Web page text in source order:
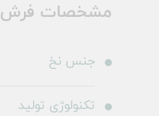
مشخصات فرش
جنس نخ
تکنولوژی تولید